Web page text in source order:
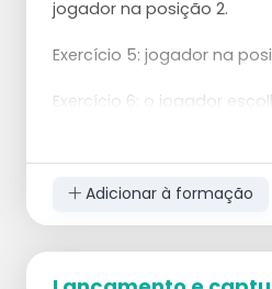
jogador na posição 2.
Exercício 5: jogador na
Exercício 6: o jogador
Adicionar à formação